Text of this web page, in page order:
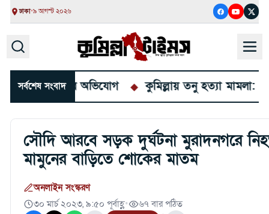
ঢাকা•৯ আগস্ট ২০২৬
সর্বশেষ সংবাদ
আত্মসাতের অভিযোগ কুমিল্লায় তনু হত্যা মামলা: ফের
সৌদি আরবে সড়ক দুর্ঘটনা মুরাদনগরে
মামুনের বাড়িতে শোকের মাতম
অনলাইন সংস্করণ
৩০ মার্চ ২০২৩, ৯:৫০ পূর্বাহ্ণ• ৬৭ বার পঠিত